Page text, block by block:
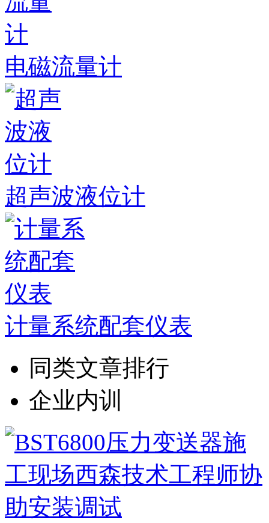
电磁流量计
超声波液位计
计量系统配套仪表
同类文章排行
企业内训